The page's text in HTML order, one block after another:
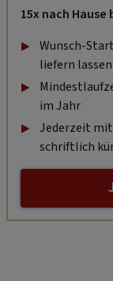
15x nach
Wunsch-
liefern lassen
im Jahr
Jederzeit
schriftlich